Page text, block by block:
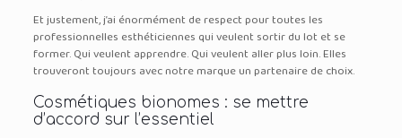
Et justement, j’ai énormément de respect pour toutes les
professionnelles esthéticiennes qui veulent sortir du lot et se
former. Qui veulent apprendre. Qui veulent aller plus loin. Elles
trouveront toujours avec notre marque un partenaire de choix.
Cosmétiques bionomes : se mettre
d’accord sur l’essentiel